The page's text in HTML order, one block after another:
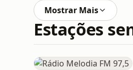
Mostrar Mais
Estações